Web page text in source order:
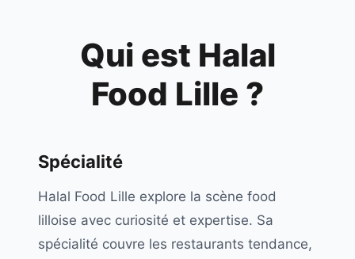
Qui est Halal
Food Lille ?
Spécialité
Halal Food Lille explore la scène food
lilloise avec curiosité et expertise. Sa
spécialité couvre les restaurants tendance,